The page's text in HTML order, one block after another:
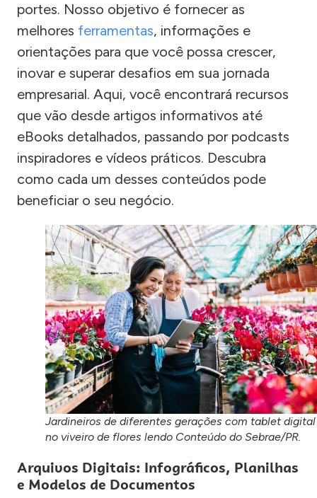
portes. Nosso objetivo é fornecer as
melhores ferramentas, informações e
orientações para que você possa crescer,
inovar e superar desafios em sua jornada
empresarial. Aqui, você encontrará recursos
que vão desde artigos informativos até
eBooks detalhados, passando por podcasts
inspiradores e vídeos práticos. Descubra
como cada um desses conteúdos pode
beneficiar o seu negócio.
Jardineiros de diferentes gerações com tablet digital
no viveiro de flores lendo Conteúdo do Sebrae/PR.
Arquivos Digitais: Infográficos, Planilhas
e Modelos de Documentos